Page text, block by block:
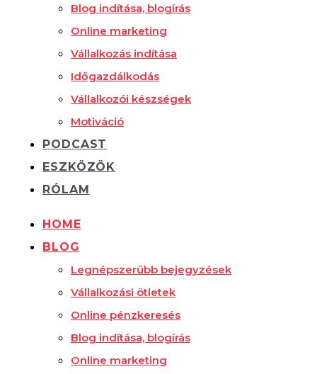
Blog indítása, blogírás
Online marketing
Vállalkozás indítása
Időgazdálkodás
Vállalkozói készségek
Motiváció
PODCAST
ESZKÖZÖK
RÓLAM
HOME
BLOG
Legnépszerűbb bejegyzések
Vállalkozási ötletek
Online pénzkeresés
Blog indítása, blogírás
Online marketing